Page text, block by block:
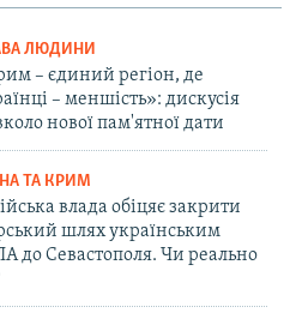
ЛЮДИНИ
– єдиний регіон, де
– меншість»: дискусія
нової пам'ятної дати
ТА КРИМ
влада обіцяє закрити
шлях українським
до Севастополя. Чи реально